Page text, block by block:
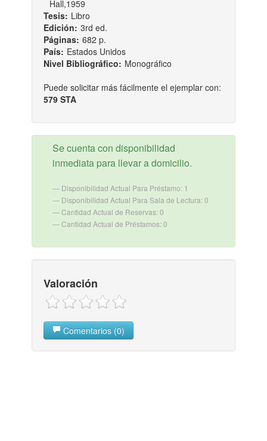
Hall,1959
Tesis: Libro
Edición: 3rd ed.
Páginas: 682 p.
País: Estados Unidos
Nivel Bibliográfico: Monográfico
Puede solicitar más fácilmente el ejemplar con:
579 STA
Se cuenta con disponibilidad
inmediata para llevar a domicilio.
Disponibilidad Actual Para Préstamo: 1
Disponibilidad Actual Para Sala de Lectura: 0
Cantidad Actual de Reservas: 0
Cantidad Actual de Préstamos: 0
Valoración
Comentarios (0)